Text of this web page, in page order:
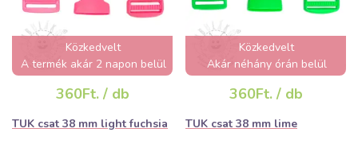
Közkedvelt
A termék akár 2 napon belül
elfogyhat!
360Ft. / db
TUK csat 38 mm light fuchsia
Közkedvelt
Akár néhány órán belül
elfogyhat!
360Ft. / db
TUK csat 38 mm lime